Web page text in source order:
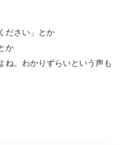
ださい」とか
か
ね。わかりずらいという声も